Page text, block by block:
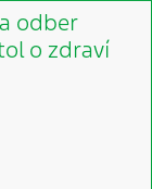
odber
o zdraví